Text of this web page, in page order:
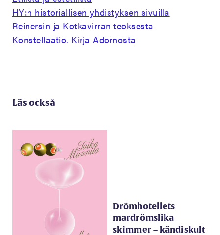
HY:n historiallisen yhdistyksen sivuilla
Reinersin ja Kotkavirran teoksesta
Konstellaatio. Kirja Adornosta
Läs också
Drömhotellets
mardrömslika
skimmer – kändiskult